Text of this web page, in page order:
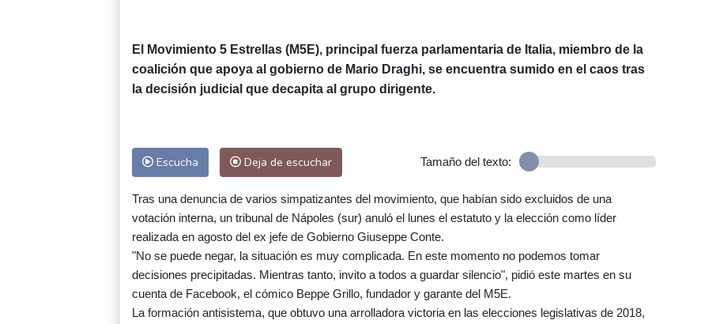
El Movimiento 5 Estrellas (M5E), principal fuerza parlamentaria de Italia, miembro de la
coalición que apoya al gobierno de Mario Draghi, se encuentra sumido en el caos tras
la decisión judicial que decapita al grupo dirigente.
Escucha Deja de escuchar Tamaño del texto:
Tras una denuncia de varios simpatizantes del movimiento, que habían sido excluidos de una
votación interna, un tribunal de Nápoles (sur) anuló el lunes el estatuto y la elección como líder
realizada en agosto del ex jefe de Gobierno Giuseppe Conte.
"No se puede negar, la situación es muy complicada. En este momento no podemos tomar
decisiones precipitadas. Mientras tanto, invito a todos a guardar silencio", pidió este martes en su
cuenta de Facebook, el cómico Beppe Grillo, fundador y garante del M5E.
La formación antisistema, que obtuvo una arrolladora victoria en las elecciones legislativas de 2018,